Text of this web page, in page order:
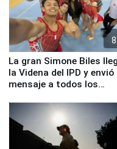
8
La gran Simone Biles
la Videna del IPD y envió
mensaje a todos los